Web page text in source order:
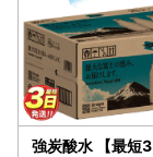
強炭酸水 【最短